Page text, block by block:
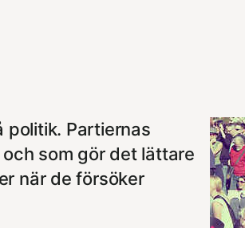
politik. Partiernas
som gör det lättare
när de försöker